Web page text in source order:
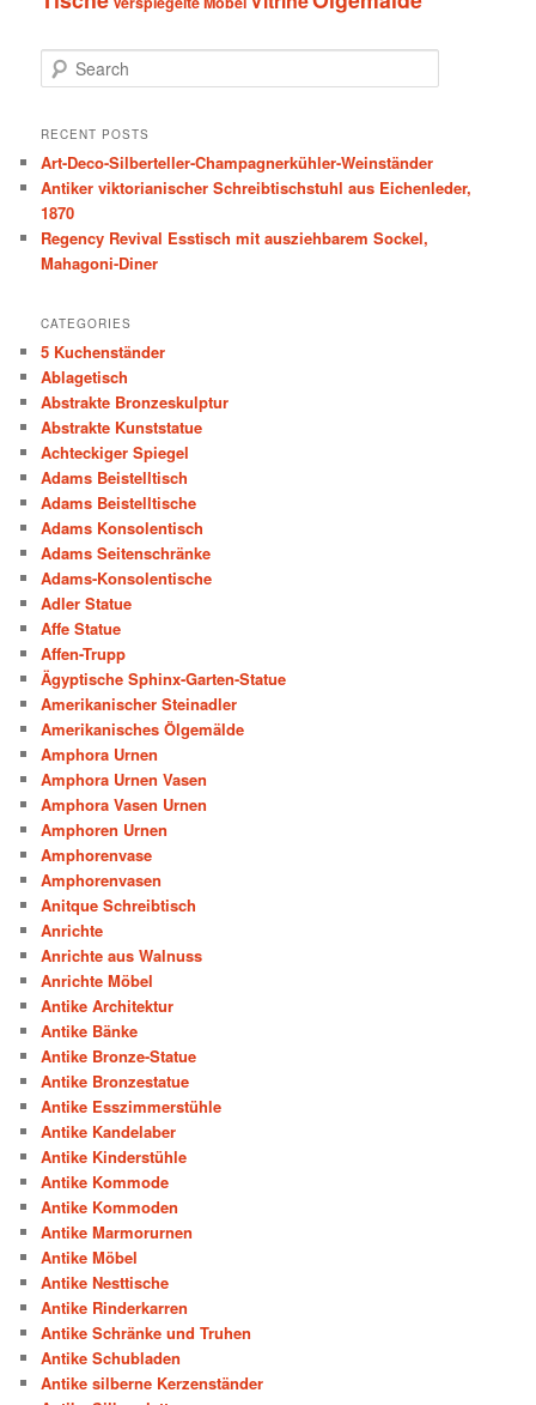
e
r
h
RECENT POSTS
Art-Deco-Silberteller-Champagnerkühler-Weinständer
Antiker viktorianischer Schreibtischstuhl aus Eichenleder,
1870
Regency Revival Esstisch mit ausziehbarem Sockel,
Mahagoni-Diner
CATEGORIES
5 Kuchenständer
Ablagetisch
Abstrakte Bronzeskulptur
Abstrakte Kunststatue
Achteckiger Spiegel
Adams Beistelltisch
Adams Beistelltische
Adams Konsolentisch
Adams Seitenschränke
Adams-Konsolentische
Adler Statue
Affe Statue
Affen-Trupp
Ägyptische Sphinx-Garten-Statue
Amerikanischer Steinadler
Amerikanisches Ölgemälde
Amphora Urnen
Amphora Urnen Vasen
Amphora Vasen Urnen
Amphoren Urnen
Amphorenvase
Amphorenvasen
Anitque Schreibtisch
Anrichte
Anrichte aus Walnuss
Anrichte Möbel
Antike Architektur
Antike Bänke
Antike Bronze-Statue
Antike Bronzestatue
Antike Esszimmerstühle
Antike Kandelaber
Antike Kinderstühle
Antike Kommode
Antike Kommoden
Antike Marmorurnen
Antike Möbel
Antike Nesttische
Antike Rinderkarren
Antike Schränke und Truhen
Antike Schubladen
Antike silberne Kerzenständer